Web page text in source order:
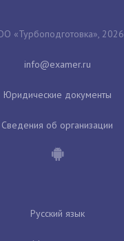
«Турбоподготовка», 2026
Юридические документы
Сведения об организации
Русский язык